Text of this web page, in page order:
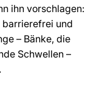
ihn vorschlagen:
barrierefrei und
– Bänke, die
Schwellen –